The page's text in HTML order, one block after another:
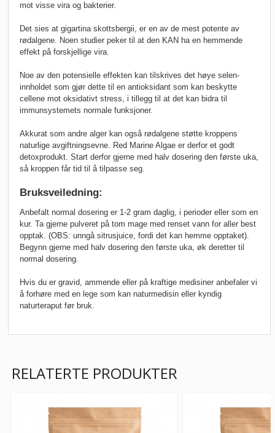
mot visse vira og bakterier.
Det sies at gigartina skottsbergii, er en av de mest potente av
rødalgene. Noen studier peker til at den KAN ha en hemmende
effekt på forskjellige vira.
Noe av den potensielle effekten kan tilskrives det høye selen-
innholdet som gjør dette til en antioksidant som kan beskytte
cellene mot oksidativt stress, i tillegg til at det kan bidra til
immunsystemets normale funksjoner.
Akkurat som andre alger kan også rødalgene støtte kroppens
naturlige avgiftningsevne. Red Marine Algae er derfor et godt
detoxprodukt. Start derfor gjerne med halv dosering den første uka,
så kroppen får tid til å tilpasse seg.
Bruksveiledning:
Anbefalt normal dosering er 1-2 gram daglig, i perioder eller som en
kur. Ta gjerne pulveret på tom mage med renset vann for aller best
opptak. (OBS: unngå sitrusjuice, fordi det kan hemme opptaket).
Begynn gjerne med halv dosering den første uka, øk deretter til
normal dosering.
Hvis du er gravid, ammende eller på kraftige medisiner anbefaler vi
å forhøre med en lege som kan naturmedisin eller kyndig
naturteraput før bruk.
RELATERTE PRODUKTER